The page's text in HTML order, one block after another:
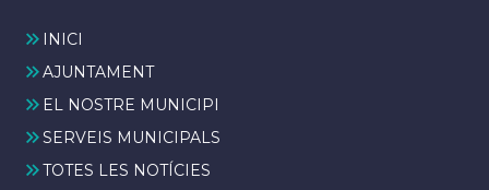
INICI
AJUNTAMENT
EL NOSTRE MUNICIPI
SERVEIS MUNICIPALS
TOTES LES NOTÍCIES